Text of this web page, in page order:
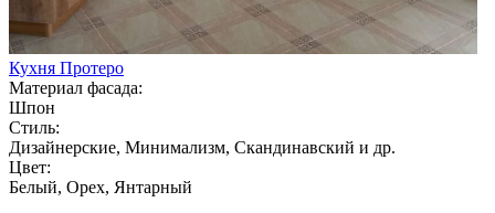
Кухня Протеро
Материал фасада:
Шпон
Стиль:
Дизайнерские, Минимализм, Скандинавский и др.
Цвет:
Белый, Орех, Янтарный